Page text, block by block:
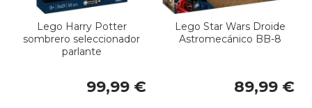
Lego Harry Potter
sombrero seleccionador
parlante
99,99 €
Lego Star Wars Droide
Astromecánico BB-8
89,99 €